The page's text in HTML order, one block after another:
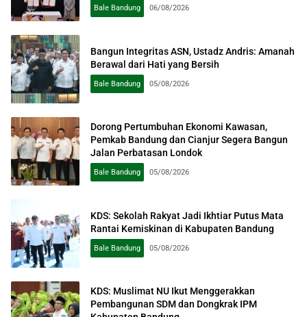
Bale Bandung 06/08/2026
Bangun Integritas ASN, Ustadz Andris: Amanah
Berawal dari Hati yang Bersih
Bale Bandung 05/08/2026
Dorong Pertumbuhan Ekonomi Kawasan,
Pemkab Bandung dan Cianjur Segera Bangun
Jalan Perbatasan Londok
Bale Bandung 05/08/2026
KDS: Sekolah Rakyat Jadi Ikhtiar Putus Mata
Rantai Kemiskinan di Kabupaten Bandung
Bale Bandung 05/08/2026
KDS: Muslimat NU Ikut Menggerakkan
Pembangunan SDM dan Dongkrak IPM